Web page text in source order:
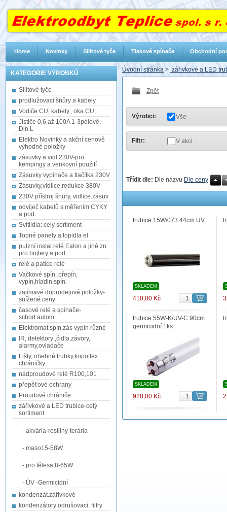
KATEGORIE VÝROBKŮ
Silitové tyče
prodlužovací šńůry a kabely
Vodiče CU, kabely., oka CU,
Jističe 0,6 až 100A 1-3pólové,-
Din L
Elektro Novinky a akční cenově
výhodné položky
zásuvky a vidl 230V-pro
kempingy a venkovní použití
Zásuvky vypínače a tlačítka 230V
Zásuvky,vidlice,redukce 380V
230V přístroj šnůry, vidlice.zásuv.
odvíječ kabelů s měřením CYKY
a pod.
Svítiidla: celý sortiment
Topné panely a topidla el.
pulzní instal.relé Eaton a jiné zn.
pro bojlery a pod.
relé a patice relé
Vačkové spín, přepín,
vypín,hladin.spín.
zajímavé doprodejové položky-
snížené ceny
časové relé a spínače-
schod.autom.
Elektromat,spín,zás vypín různé
IR, detektory ,čidla,závory,
alarmy,ovladače
Lišty, ohebné trubky,kopoflex
chráničky
nadproudové relé R100,101
přepěťové ochrany
Proudové chrániče
zářivkové a LED trubice-celý
sortiment
- akvária-rostliny-terária
- maso15-58W
- pro tělesa 8-65W
- ÚV -Germicidní
kondenzát.zářivkové
kondenzátory odrušovací, filtry
Úvodní stránka > zářivkové a LED
Zpět
Výrobci: Vše
Filtr: V akci
Třídit dle: Dle názvu Dle ceny
trubice 15W/073 44cm UV
SKLADEM
410,00 Kč
trubice 55W-K/UV-C 90cm
germicidní 1ks
SKLADEM
920,00 Kč
Home Novinky Silitové tyče Tlakové spínače Obchodní